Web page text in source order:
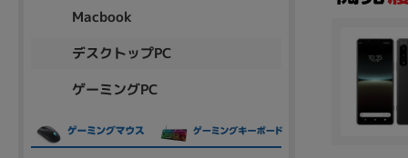
Macbook
デスクトップPC
ゲーミングPC
円 ～